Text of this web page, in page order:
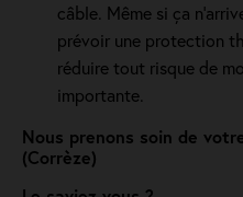
câble. Même si ça
prévoir une protection
réduire tout risque de
importante.
Nous prenons soin de
(Corrèze)